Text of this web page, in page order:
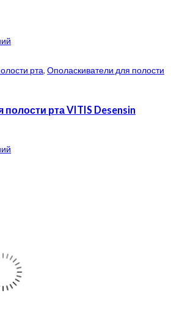
рта, Ополаскиватели для полости
рта VITIS Desensin